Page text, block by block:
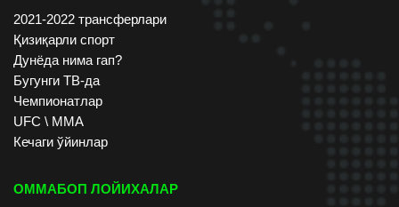
2021-2022 трансферлари
Қизиқарли спорт
Дунёда нима гап?
Бугунги ТВ-да
Чемпионатлар
UFC \ ММА
Кечаги ўйинлар
ОММАБОП ЛОЙИХАЛАР